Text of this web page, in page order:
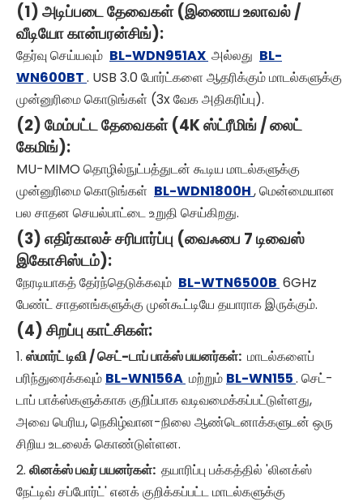
(1) அடிப்படை தேவைகள் (இணைய உலாவல் /
வீடியோ கான்பரன்சிங்):
தேர்வு செய்யவும் BL-WDN951AX அல்லது BL-
WN600BT. USB 3.0 போர்ட்களை ஆதரிக்கும் மாடல்களுக்கு
முன்னுரிமை கொடுங்கள் (3x வேக அதிகரிப்பு).
(2) மேம்பட்ட தேவைகள் (4K ஸ்ட்ரீமிங் / லைட்
கேமிங்):
MU-MIMO தொழில்நுட்பத்துடன் கூடிய மாடல்களுக்கு
முன்னுரிமை கொடுங்கள் BL-WDN1800H, மென்மையான
பல சாதன செயல்பாட்டை உறுதி செய்கிறது.
(3) எதிர்காலச் சரிபார்ப்பு (வைஃபை 7 டிவைஸ்
இகோசிஸ்டம்):
நேரடியாகத் தேர்ந்தெடுக்கவும் BL-WTN6500B 6GHz
பேண்ட் சாதனங்களுக்கு முன்கூட்டியே தயாராக இருக்கும்.
(4) சிறப்பு காட்சிகள்:
1. ஸ்மார்ட் டிவி / செட்-டாப் பாக்ஸ் பயனர்கள்: மாடல்களைப்
பரிந்துரைக்கவும் BL-WN156A மற்றும் BL-WN155. செட்-
டாப் பாக்ஸ்களுக்காக குறிப்பாக வடிவமைக்கப்பட்டுள்ளது,
அவை பெரிய, நெகிழ்வான-நிலை ஆண்டெனாக்களுடன் ஒரு
சிறிய உடலைக் கொண்டுள்ளன.
2. லினக்ஸ் பவர் பயனர்கள்: தயாரிப்பு பக்கத்தில் 'லினக்ஸ்
நேட்டிவ் சப்போர்ட்' எனக் குறிக்கப்பட்ட மாடல்களுக்கு